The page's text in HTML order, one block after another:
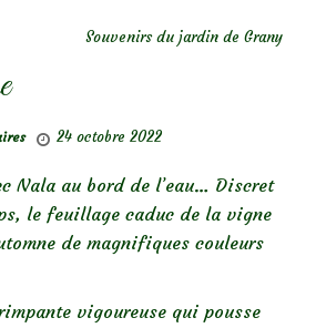
Souvenirs du jardin de Grany
24 octobre 2022
Nala au bord de l’eau… Discret
le feuillage caduc de la vigne
de magnifiques couleurs
vigoureuse qui pousse